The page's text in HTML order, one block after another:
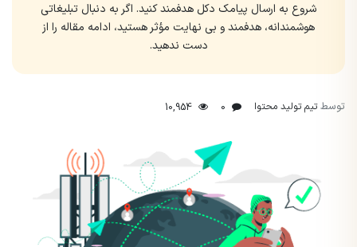
شروع به ارسال پیامک دکل هدفمند کنید. اگر به دنبال تبلیغاتی
هوشمندانه، هدفمند و بی نهایت مؤثر هستید، ادامه مقاله را از
دست ندهید.
توسطتیم تولید محتوا 0
10,954